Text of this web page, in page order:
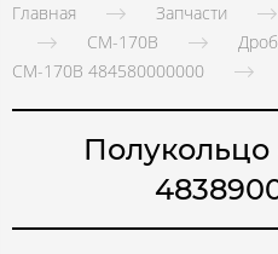
Главная Запчасти
СМ-170В
СМ-170В 484580000000